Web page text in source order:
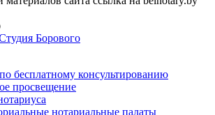
Борового
бесплатному консультированию
просвещение
нотариальные палаты